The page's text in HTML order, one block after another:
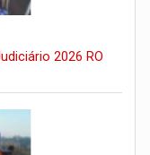
2026 RO